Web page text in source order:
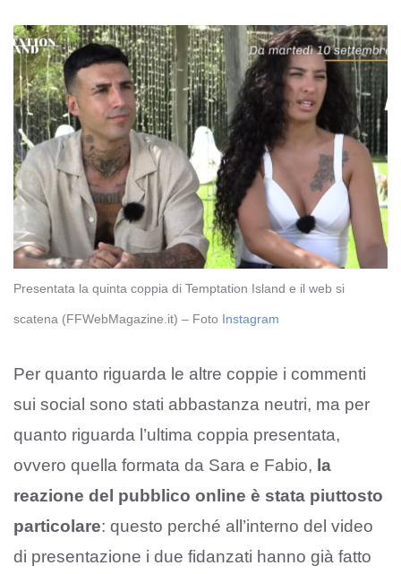
Presentata la quinta coppia di Temptation Island e il web si
scatena (FFWebMagazine.it) – Foto Instagram
Per quanto riguarda le altre coppie i commenti
sui social sono stati abbastanza neutri, ma per
quanto riguarda l’ultima coppia presentata,
ovvero quella formata da Sara e Fabio, la
reazione del pubblico online è stata piuttosto
particolare: questo perché all’interno del video
di presentazione i due fidanzati hanno già fatto